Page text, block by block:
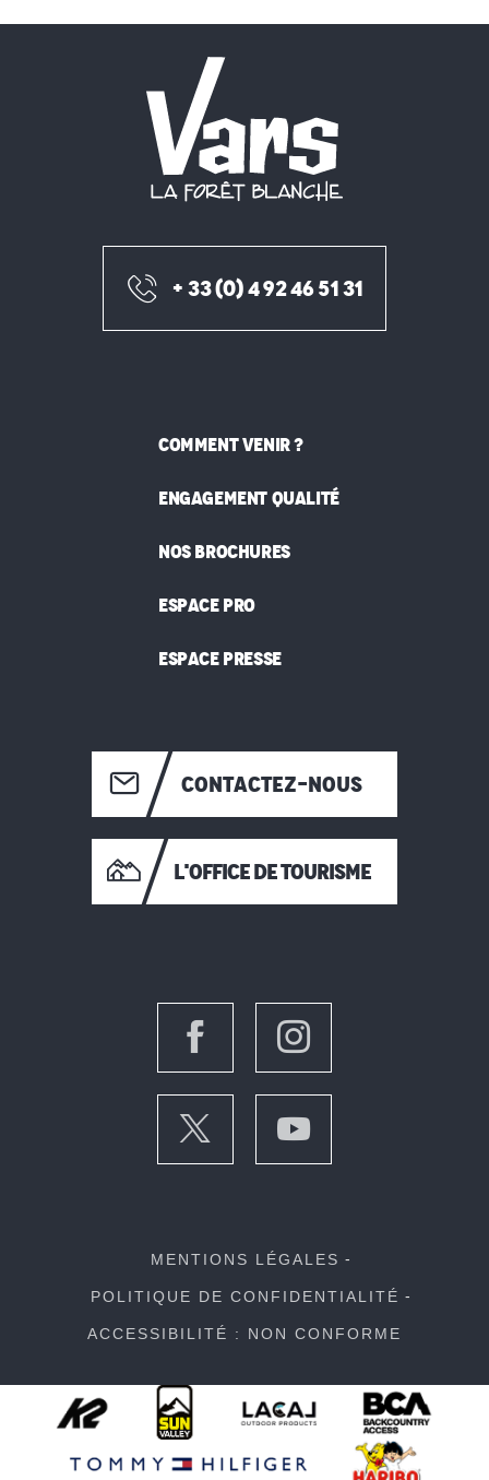
+ 33 (0) 4 92 46 51 31
COMMENT VENIR ?
ENGAGEMENT QUALITÉ
NOS BROCHURES
ESPACE PRO
ESPACE PRESSE
CONTACTEZ-NOUS
L'OFFICE DE TOURISME
MENTIONS LÉGALES
POLITIQUE DE CONFIDENTIALITÉ
ACCESSIBILITÉ : NON CONFORME